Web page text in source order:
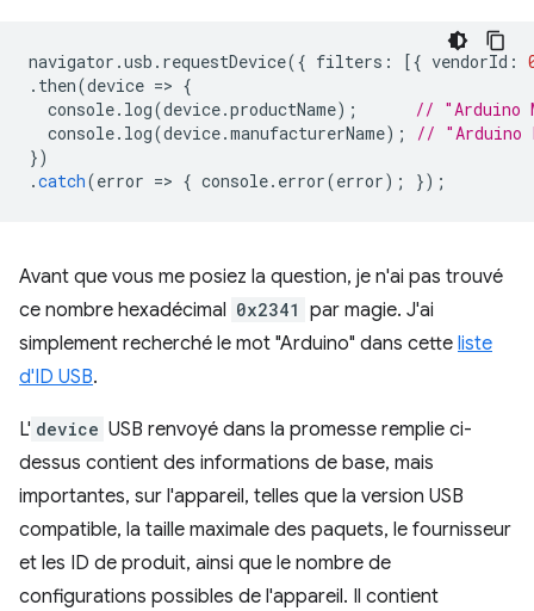
navigator .usb . requestDevice({ filters : [{ vendorId :
. then(device => {
console. log(device.productName);
// "Arduino
console. log(device.manufacturerName);
// "Arduino
})
.catch(error => { console. error(error); });
Avant que vous me posiez la question, je n'ai pas trouvé
ce nombre hexadécimal 0x2341 par magie. J'ai
simplement recherché le mot "Arduino" dans cette liste
d'ID USB.
L' device USB renvoyé dans la promesse remplie ci-
dessus contient des informations de base, mais
importantes, sur l'appareil, telles que la version USB
compatible, la taille maximale des paquets, le fournisseur
et les ID de produit, ainsi que le nombre de
configurations possibles de l'appareil. Il contient